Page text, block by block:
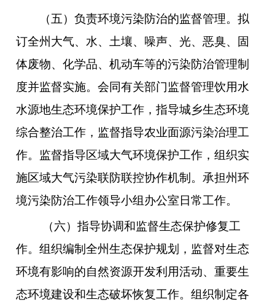
（五）负责环境污染防治的监督管理。拟
订全州大气、水、土壤、噪声、光、恶臭、固
体废物、化学品、机动车等的污染防治管理制
度并监督实施。会同有关部门监督管理饮用水
水源地生态环境保护工作，指导城乡生态环境
综合整治工作，监督指导农业面源污染治理工
作。监督指导区域大气环境保护工作，组织实
施区域大气污染联防联控协作机制。承担州环
境污染防治工作领导小组办公室日常工作。
（六）指导协调和监督生态保护修复工
作。组织编制全州生态保护规划，监督对生态
环境有影响的自然资源开发利用活动、重要生
态环境建设和生态破坏恢复工作。组织制定各